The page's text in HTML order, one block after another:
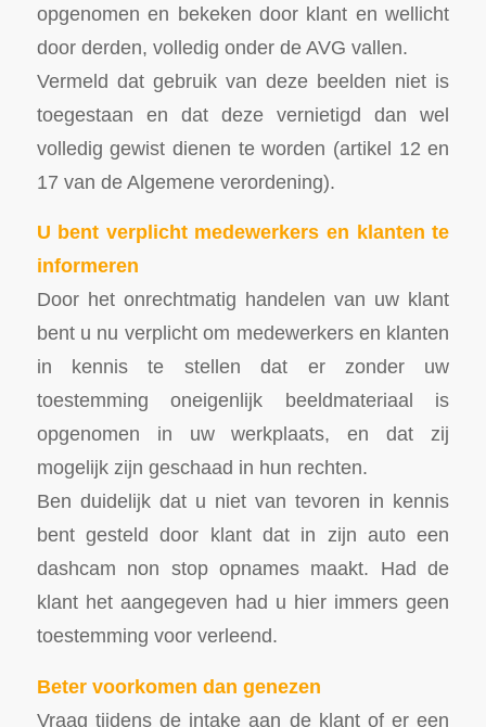
opgenomen en bekeken door klant en wellicht
door derden, volledig onder de AVG vallen.
Vermeld dat gebruik van deze beelden niet is
toegestaan en dat deze vernietigd dan wel
volledig gewist dienen te worden (artikel 12 en
17 van de Algemene verordening).
U bent verplicht medewerkers en klanten te
informeren
Door het onrechtmatig handelen van uw klant
bent u nu verplicht om medewerkers en klanten
in kennis te stellen dat er zonder uw
toestemming oneigenlijk beeldmateriaal is
opgenomen in uw werkplaats, en dat zij
mogelijk zijn geschaad in hun rechten.
Ben duidelijk dat u niet van tevoren in kennis
bent gesteld door klant dat in zijn auto een
dashcam non stop opnames maakt. Had de
klant het aangegeven had u hier immers geen
toestemming voor verleend.
Beter voorkomen dan genezen
Vraag tijdens de intake aan de klant of er een